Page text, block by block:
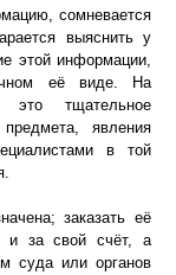
сомневается
выяснить у
этой информации,
её виде. На
это тщательное
явления
в той
заказать её
и за свой счёт, а
суда или органов